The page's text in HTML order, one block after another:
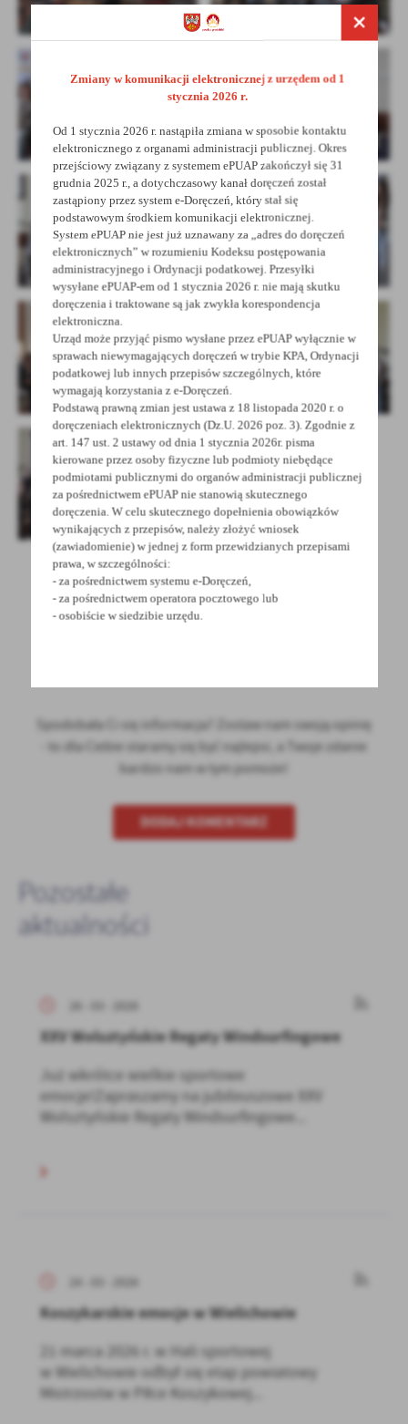
POWRÓT UDOSTĘPNIJ
Spodobała Ci się informacja? Zostaw nam swoją opinię
- to dla Ciebie staramy się być najlepsi, a Twoje zdanie
bardzo nam w tym pomoże!
DODAJ KOMENTARZ
Pozostałe
aktualności
26 - 03 - 2026
XXV Wolsztyńskie Regaty Windsurfingowe
Już wkrótce wielkie sportowe
emocje!Zapraszamy na jubileuszowe XXV
Wolsztyńskie Regaty Windsurfingowe...
24 - 03 - 2026
Koszykarskie emocje w Wielichowie
21 marca 2026 r. w Hali sportowej
w Wielichowie odbył się etap powiatowy
Mistrzostw w Piłce Koszykowej...
Zmiany w komunikacji elektronicznej z urzędem od 1
stycznia 2026 r.
Od 1 stycznia 2026 r. nastąpiła zmiana w sposobie kontaktu
elektronicznego z organami administracji publicznej. Okres
przejściowy związany z systemem ePUAP zakończył się 31
grudnia 2025 r., a dotychczasowy kanał doręczeń został
zastąpiony przez system e-Doręczeń, który stał się
podstawowym środkiem komunikacji elektronicznej.
System ePUAP nie jest już uznawany za „adres do doręczeń
elektronicznych” w rozumieniu Kodeksu postępowania
administracyjnego i Ordynacji podatkowej. Przesyłki
wysyłane ePUAP-em od 1 stycznia 2026 r. nie mają skutku
doręczenia i traktowane są jak zwykła korespondencja
elektroniczna.
Urząd może przyjąć pismo wysłane przez ePUAP wyłącznie w
sprawach niewymagających doręczeń w trybie KPA, Ordynacji
podatkowej lub innych przepisów szczególnych, które
wymagają korzystania z e-Doręczeń.
Podstawą prawną zmian jest ustawa z 18 listopada 2020 r. o
doręczeniach elektronicznych (Dz.U. 2026 poz. 3). Zgodnie z
art. 147 ust. 2 ustawy od dnia 1 stycznia 2026r. pisma
kierowane przez osoby fizyczne lub podmioty niebędące
podmiotami publicznymi do organów administracji publicznej
za pośrednictwem ePUAP nie stanowią skutecznego
doręczenia. W celu skutecznego dopełnienia obowiązków
wynikających z przepisów, należy złożyć wniosek
(zawiadomienie) w jednej z form przewidzianych przepisami
prawa, w szczególności:
- za pośrednictwem systemu e-Doręczeń,
- za pośrednictwem operatora pocztowego lub
- osobiście w siedzibie urzędu.